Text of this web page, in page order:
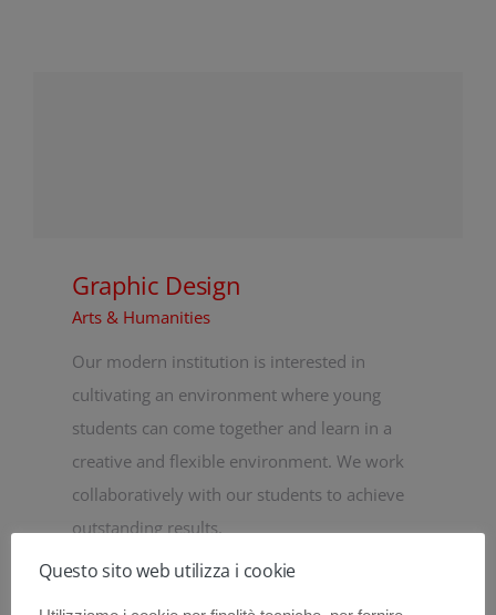
Graphic Design
Arts & Humanities
Our modern institution is interested in
cultivating an environment where young
students can come together and learn in a
creative and flexible environment. We work
collaboratively with our students to achieve
outstanding results.
Questo sito web utilizza i cookie